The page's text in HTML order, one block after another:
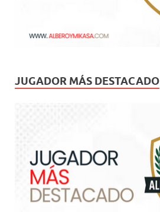
JUGADOR MÁS DESTACADO